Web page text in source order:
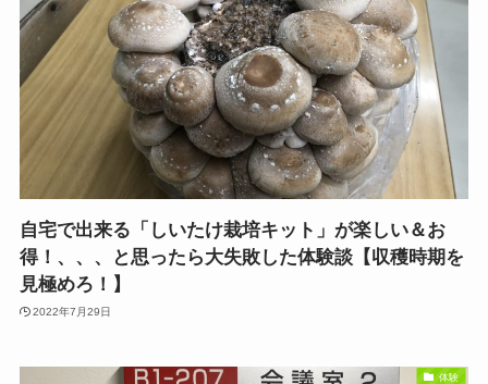
自宅で出来る「しいたけ栽培キット」が楽しい＆お
得！、、、と思ったら大失敗した体験談【収穫時期を
見極めろ！】
2022年7月29日
体験